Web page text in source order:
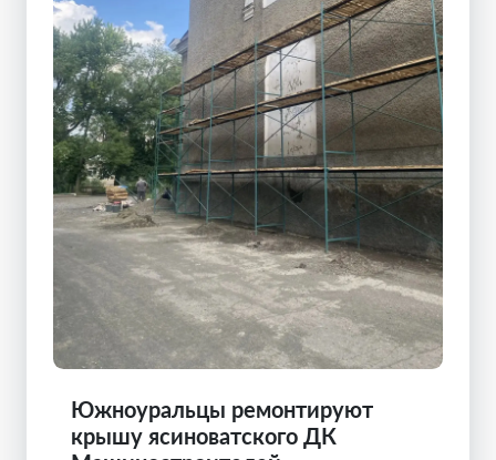
Южноуральцы ремонтируют
крышу ясиноватского ДК